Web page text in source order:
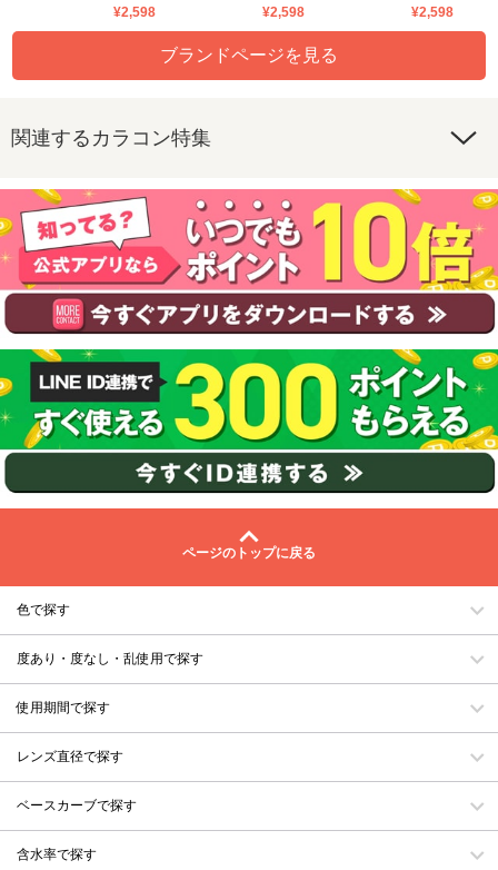
¥2,598 ¥2,598 ¥2,598
ブランドページを見る
関連するカラコン特集
ページのトップに戻る
色で探す
度あり・度なし・乱使用で探す
使用期間で探す
レンズ直径で探す
ベースカーブで探す
含水率で探す